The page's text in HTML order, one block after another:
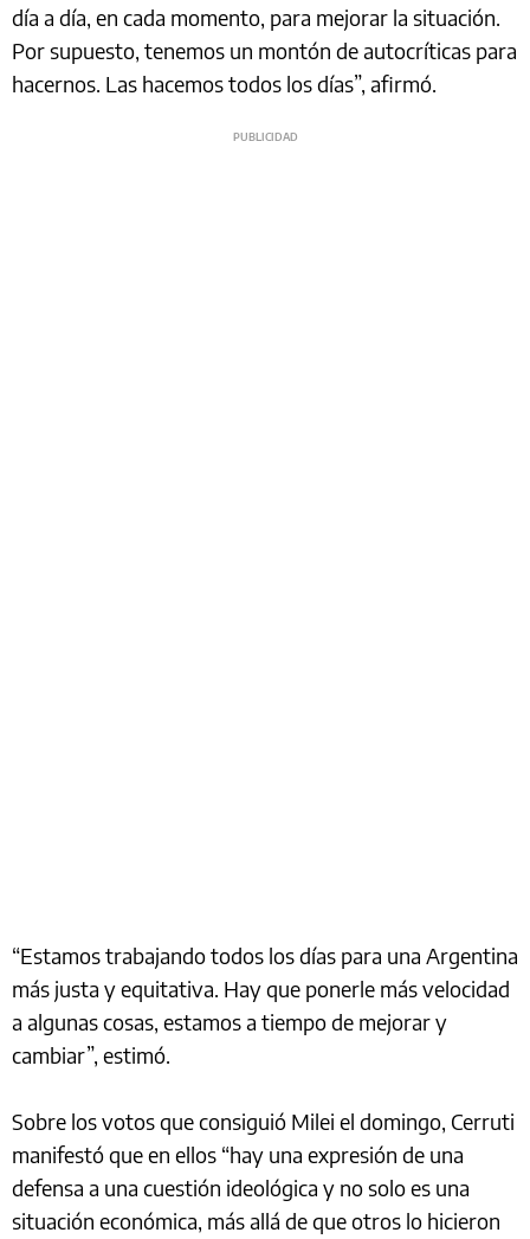
día a día, en cada momento, para mejorar la situación.
Por supuesto, tenemos un montón de autocríticas para
hacernos. Las hacemos todos los días”, afirmó.
“Estamos trabajando todos los días para una Argentina
más justa y equitativa. Hay que ponerle más velocidad
a algunas cosas, estamos a tiempo de mejorar y
cambiar”, estimó.
Sobre los votos que consiguió Milei el domingo, Cerruti
manifestó que en ellos “hay una expresión de una
defensa a una cuestión ideológica y no solo es una
situación económica, más allá de que otros lo hicieron